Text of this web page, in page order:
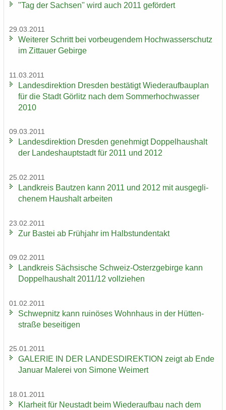
"Tag der Sach­sen" wird auch 2011 ge­för­dert
29.03.2011
Wei­te­rer Schritt bei vor­beu­gen­dem Hoch­was­ser­schutz
im Zit­tau­er Ge­bir­ge
11.03.2011
Lan­des­di­rek­ti­on Dres­den be­stä­tigt Wie­der­auf­bau­plan
für die Stadt Gör­litz nach dem Som­mer­hoch­was­ser
2010
09.03.2011
Lan­des­di­rek­ti­on Dres­den ge­neh­migt Dop­pel­haus­halt
der Lan­des­haupt­stadt für 2011 und 2012
25.02.2011
Land­kreis Baut­zen kann 2011 und 2012 mit aus­ge­gli­
che­nem Haus­halt ar­bei­ten
23.02.2011
Zur Bas­tei ab Früh­jahr im Halb­stun­den­takt
09.02.2011
Land­kreis Säch­si­sche Schweiz-​Osterzgebirge kann
Dop­pel­haus­halt 2011/12 voll­zie­hen
01.02.2011
Schwepnitz kann rui­nö­ses Wohn­haus in der Hüt­ten­
stra­ße be­sei­ti­gen
25.01.2011
GA­LE­RIE IN DER LAN­DES­DI­REK­TI­ON zeigt ab Ende
Ja­nu­ar Ma­le­rei von Si­mo­ne Wei­mert
18.01.2011
Klar­heit für Neu­stadt beim Wie­der­auf­bau nach dem